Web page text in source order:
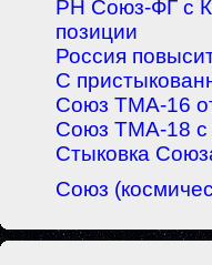
РН Союз-ФГ с
позиции
Россия
С
Союз ТМА-16
Союз ТМА-18 с
Стыковка
Союз